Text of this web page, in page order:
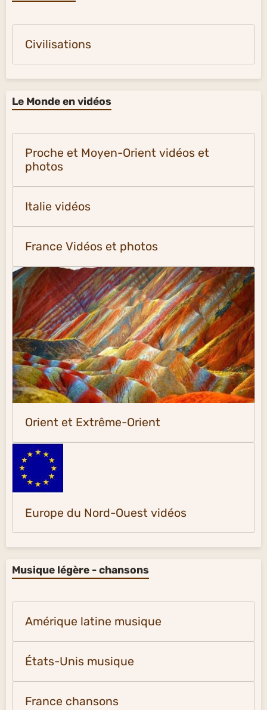
Civilisations
Le Monde en vidéos
Proche et Moyen-Orient vidéos et
photos
Italie vidéos
France Vidéos et photos
Orient et Extrême-Orient
Europe du Nord-Ouest vidéos
Musique légère - chansons
Amérique latine musique
États-Unis musique
France chansons